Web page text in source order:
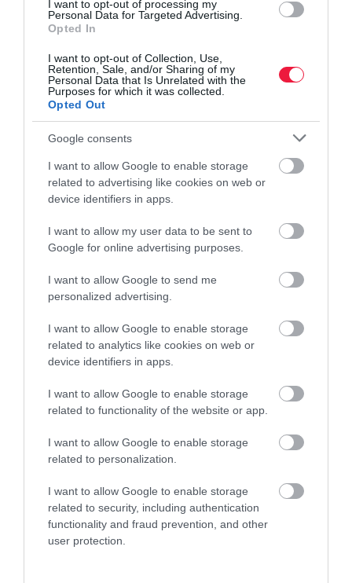
I want to opt-out of processing my
Personal Data for Targeted Advertising.
Opted In
I want to opt-out of Collection, Use,
Retention, Sale, and/or Sharing of my
Personal Data that Is Unrelated with the
Purposes for which it was collected.
Opted Out
Google consents
I want to allow Google to enable storage
related to advertising like cookies on web or
device identifiers in apps.
I want to allow my user data to be sent to
Google for online advertising purposes.
I want to allow Google to send me
personalized advertising.
I want to allow Google to enable storage
related to analytics like cookies on web or
device identifiers in apps.
I want to allow Google to enable storage
related to functionality of the website or app.
I want to allow Google to enable storage
related to personalization.
I want to allow Google to enable storage
related to security, including authentication
functionality and fraud prevention, and other
user protection.
estéhez képest a nemzetközi devizakereskedelemben.
Foglalkoztatást helyettesítő támogatás: kinek jár,
mennyi az összege?